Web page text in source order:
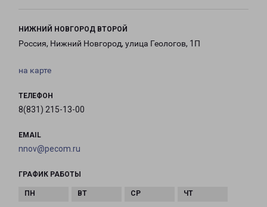
НИЖНИЙ НОВГОРОД ВТОРОЙ
Россия, Нижний Новгород, улица Геологов, 1П
на карте
ТЕЛЕФОН
8(831) 215-13-00
EMAIL
nnov@pecom.ru
ГРАФИК РАБОТЫ